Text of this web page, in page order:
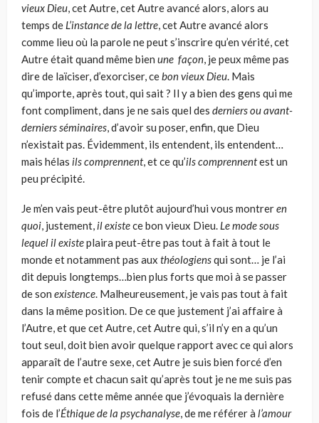
vieux Dieu, cet Autre, cet Autre avancé alors, alors au
temps de L’instance de la lettre, cet Autre avancé alors
comme lieu où la parole ne peut s’inscrire qu’en vérité, cet
Autre était quand même bien une façon, je peux même pas
dire de laïciser, d’exorciser, cebon vieux Dieu. Mais
qu’importe, après tout, qui sait ? Il y a bien des gens qui me
font compliment, dans je ne sais quel des derniers ou avant-
derniers séminaires, d’avoir su poser, enfin, que Dieu
n’existait pas. Évidemment, ils entendent, ils entendent…
mais hélas ils comprennent, et ce qu’ils comprennentest un
peu précipité.
Je m’en vais peut-être plutôt aujourd’hui vous montreren
quoi, justement,il existece bon vieux Dieu. Le mode sous
lequel il existeplaira peut-être pas tout à fait à tout le
monde et notamment pas aux théologiensqui sont… je l’ai
dit depuis longtemps…bien plus forts que moi à se passer
de son existence. Malheureusement, je vais pas tout à fait
dans la même position. De ce que justement j’ai affaire à
l’Autre, et que cet Autre, cet Autre qui, s’il n’y en a qu’un
tout seul, doit bien avoir quelque rapport avec ce qui alors
apparaît de l’autre sexe, cet Autre je suis bien forcé d’en
tenir compte et chacun sait qu’après tout je ne me suis pas
refusé dans cette même année que j’évoquais la dernière
fois de l’Éthique de la psychanalyse, de me référer à l’amour